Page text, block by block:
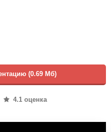
(0.69 Мб)
4.1 оценка